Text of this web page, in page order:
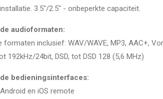
3.5"/2.5" - onbeperkte capaciteit.
audioformaten:
formaten inclusief: WAV/WAVE, MP3, AAC+,
192kHz/24bit, DSD, tot DSD 128 (5,6 MHz)
bedieningsinterfaces:
Android en iOS remote